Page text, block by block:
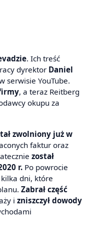
. Ich treść
dyrektor Daniel
serwisie YouTube.
, a teraz Reitberg
okupu za
zwolniony już w
faktur oraz
został
r. Po powrocie
dni, które
Zabrał część
i zniszczył dowody